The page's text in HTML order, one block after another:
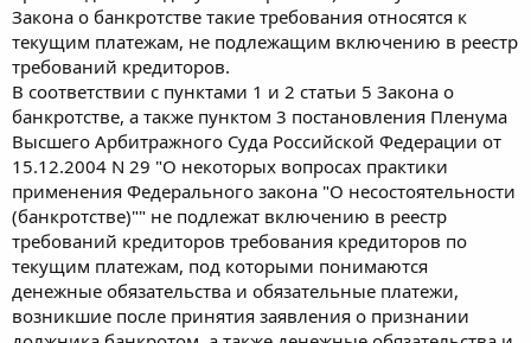
Закона о банкротстве такие требования относятся к
текущим платежам, не подлежащим включению в реестр
требований кредиторов.
В соответствии с пунктами 1 и 2 статьи 5 Закона о
банкротстве, а также пунктом 3 постановления Пленума
Высшего Арбитражного Суда Российской Федерации от
15.12.2004 N 29 "О некоторых вопросах практики
применения Федерального закона "О несостоятельности
(банкротстве)"" не подлежат включению в реестр
требований кредиторов требования кредиторов по
текущим платежам, под которыми понимаются
денежные обязательства и обязательные платежи,
возникшие после принятия заявления о признании